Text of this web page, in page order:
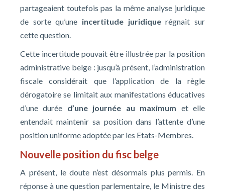
partageaient toutefois pas la même analyse juridique
de sorte qu’une incertitude juridiquerégnait sur
cette question.
Cette incertitude pouvait être illustrée par la position
administrative belge : jusqu’à présent, l’administration
fiscale considérait que l’application de la règle
dérogatoire se limitait aux manifestations éducatives
d’une durée d’une journée au maximum et elle
entendait maintenir sa position dans l’attente d’une
position uniforme adoptée par les Etats-Membres.
Nouvelle position du fisc belge
A présent, le doute n’est désormais plus permis. En
réponse à une question parlementaire, le Ministre des